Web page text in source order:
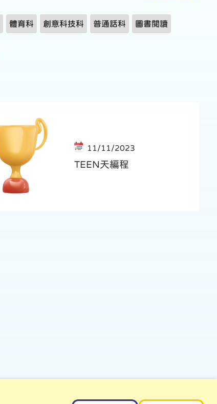
體育科 創意科技科 普通話科 圖書閱讀
11/11/2023
TEEN天編程